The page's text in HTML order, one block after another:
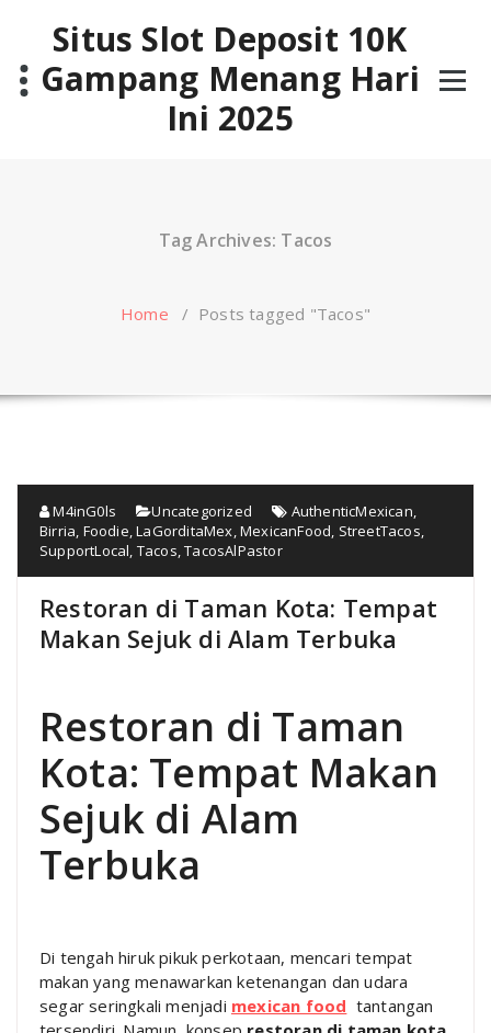
contentSitus Slot Deposit 10K
Gampang Menang Hari
Ini 2025
Tag Archives: Tacos
Home / Posts tagged "Tacos"
M4inG0ls Uncategorized AuthenticMexican
Birria Foodie ,LaGorditaMex ,MexicanFood StreetTacos
SupportLocal Tacos ,TacosAlPastor
Restoran di Taman Kota: Tempat
Makan Sejuk di Alam Terbuka
Restoran di Taman
Kota: Tempat Makan
Sejuk di Alam
Terbuka
Di tengah hiruk pikuk perkotaan, mencari tempat
makan yang menawarkan ketenangan dan udara
segar seringkali menjadi mexican food tantangan